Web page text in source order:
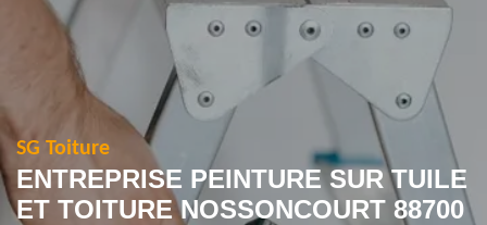
SG Toiture
ENTREPRISE PEINTURE SUR TUILE
ET TOITURE NOSSONCOURT 88700